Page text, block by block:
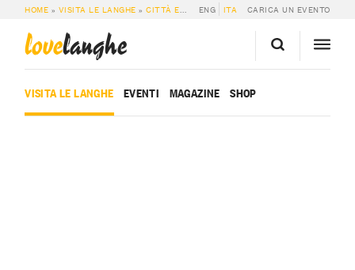
HOME » VISITA LE LANGHE »CITTÀ E PAESI » ALBARETTO TORRE
ENG ITA CARICA UN EVENTO
lovelanghe
VISITA LE LANGHE EVENTI MAGAZINE SHOP